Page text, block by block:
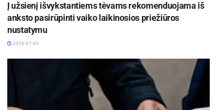
Į užsienį išvykstantiems tėvams rekomenduojama iš
anksto pasirūpinti vaiko laikinosios priežiūros
nustatymu
2026-07-03